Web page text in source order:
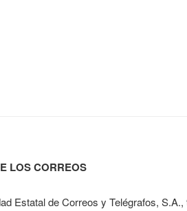
LOS CORREOS
Estatal de Correos y Telégrafos,